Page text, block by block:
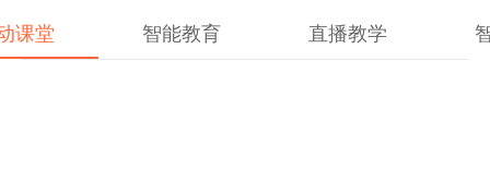
课堂 智能教育 直播教学